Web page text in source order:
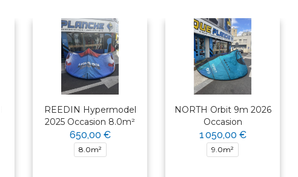
REEDIN Hypermodel
2025 Occasion 8.0m²
650,00 €
8.0m²
NORTH Orbit 9m 2026
Occasion
1 050,00 €
9.0m²